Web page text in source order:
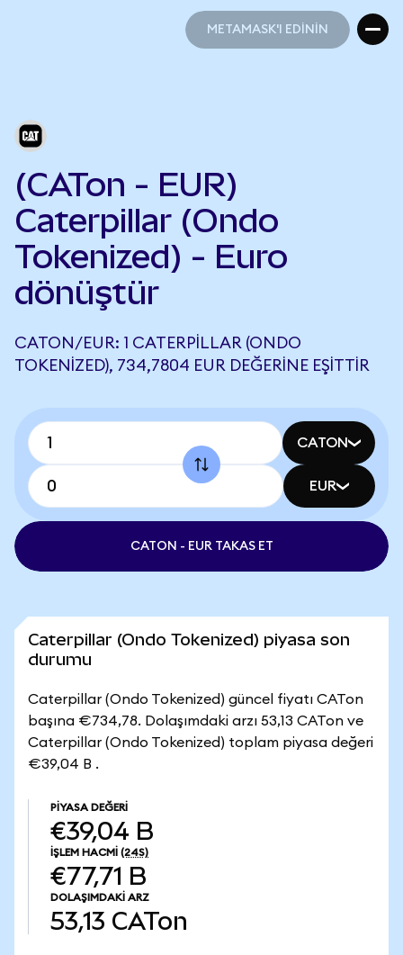
METAMASK'I EDİNİN
(CATon - EUR)
Caterpillar (Ondo
Tokenized) - Euro
dönüştür
CATON/EUR: 1 CATERPILLAR (ONDO
TOKENIZED), 734,7804 EUR DEĞERINE EŞITTIR
CATON
EUR
CATON - EUR TAKAS ET
Caterpillar (Ondo Tokenized) piyasa son
durumu
Caterpillar (Ondo Tokenized) güncel fiyatı CATon
başına €734,78. Dolaşımdaki arzı 53,13 CATon ve
Caterpillar (Ondo Tokenized) toplam piyasa değeri
€39,04 B .
PIYASA DEĞERI
€39,04 B
İŞLEM HACMI (24S)
€77,71 B
DOLAŞIMDAKI ARZ
53,13 CATon